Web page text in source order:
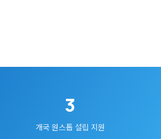
3
개국 원스톱 설립 지원